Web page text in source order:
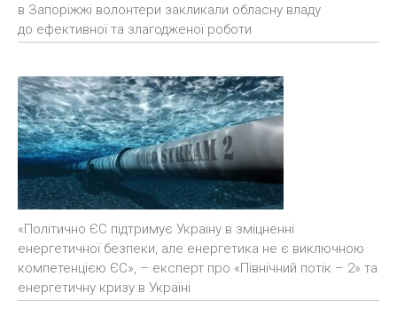
в Запоріжжі волонтери закликали обласну владу
до ефективної та злагодженої роботи
«Політично ЄС підтримує Україну в зміцненні
енергетичної безпеки, але енергетика не є виключною
компетенцією ЄС», – експерт про «Північний потік – 2» та
енергетичну кризу в Україні